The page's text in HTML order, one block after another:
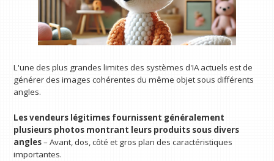
L'une des plus grandes limites des systèmes d'IA actuels est de
générer des images cohérentes du même objet sous différents
angles.
Les vendeurs légitimes fournissent généralement
plusieurs photos montrant leurs produits sous divers
angles– Avant, dos, côté et gros plan des caractéristiques
importantes.